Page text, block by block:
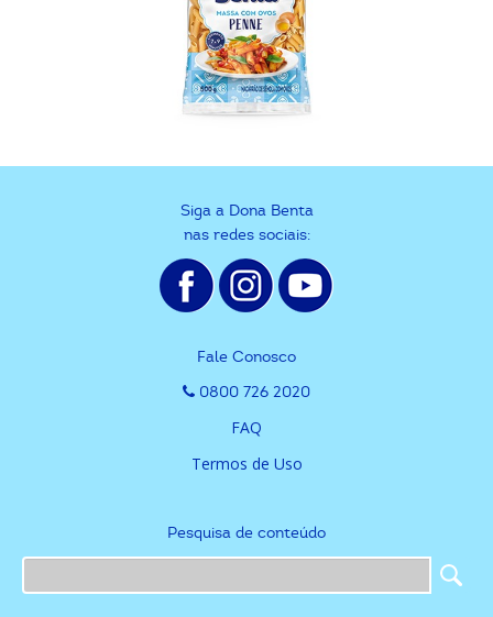
Siga a Dona Benta
nas redes sociais:
Fale Conosco
0800 726 2020
FAQ
Termos de Uso
Pesquisa de conteúdo